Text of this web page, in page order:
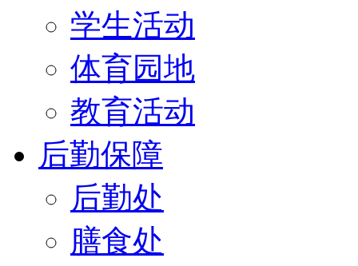
学生活动
体育园地
教育活动
后勤保障
后勤处
膳食处